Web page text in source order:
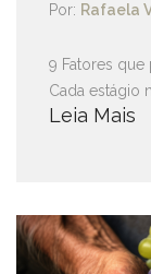
Por: Rafaela
9 Fatores
Cada estágio
Leia Mais